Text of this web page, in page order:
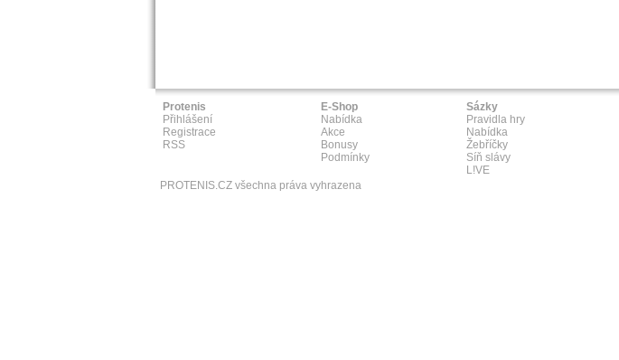
Protenis
Přihlášení
Registrace
RSS
E-Shop
Nabídka
Akce
Bonusy
Podmínky
Sázky
Pravidla hry
Nabídka
Žebříčky
Síň slávy
L!VE
PROTENIS.CZ všechna práva vyhrazena